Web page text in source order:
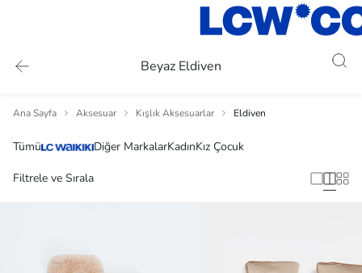
Beyaz Eldiven
Ana Sayfa Aksesuar Kışlık Aksesuarlar Eldiven
Tümü Diğer MarkalarKadınKız Çocuk
Filtrele ve Sırala